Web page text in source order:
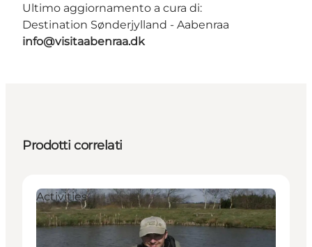
Ultimo aggiornamento a cura di:
Destination Sønderjylland - Aabenraa
info@visitaabenraa.dk
Prodotti correlati
Activities